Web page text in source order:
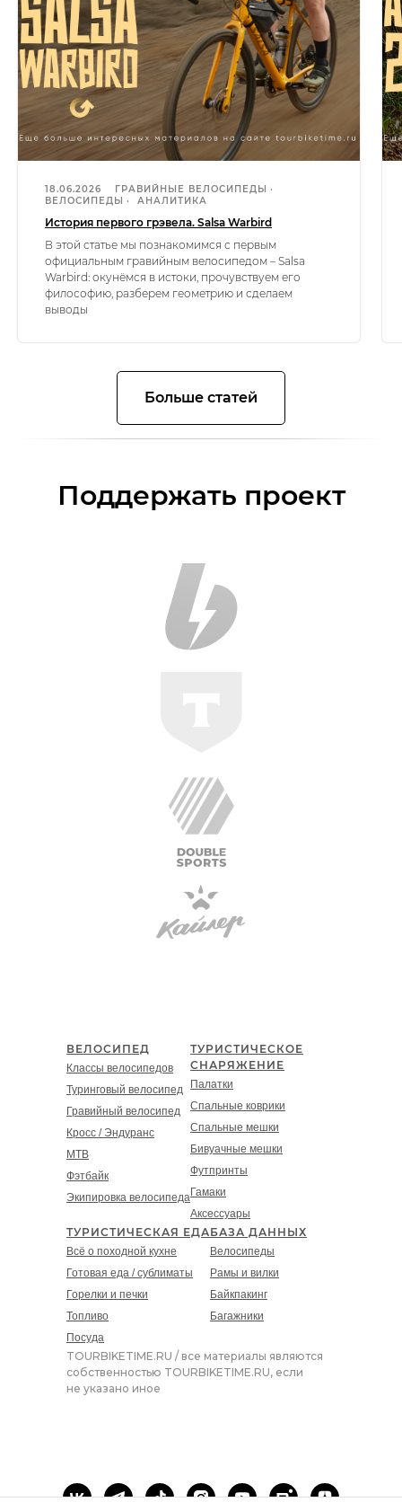
18.06.2026
ГРАВИЙНЫЕ ВЕЛОСИПЕДЫ
ВЕЛОСИПЕДЫ
АНАЛИТИКА
История первого грэвела. Salsa Warbird
В этой статье мы познакомимся с первым
официальным гравийным велосипедом – Salsa
Warbird: окунёмся в истоки, прочувствуем его
философию, разберем геометрию и сделаем
выводы
Больше статей
Поддержать проект
ВЕЛОСИПЕД
Классы велосипедов
Туринговый велосипед
Гравийный велосипед
Кросс / Эндуранс
MTB
Фэтбайк
Экипировка велосипеда
ТУРИСТИЧЕСКОЕ
СНАРЯЖЕНИЕ
Палатки
Спальные коврики
Спальные мешки
Бивуачные мешки
Футпринты
Гамаки
Аксессуары
ТУРИСТИЧЕСКАЯ ЕДА
Всё о походной кухне
Готовая еда / сублиматы
Горелки и печки
Топливо
Посуда
БАЗА ДАННЫХ
Велосипеды
Рамы и вилки
Байкпакинг
Багажники
TOURBIKETIME.RU / все материалы являются
собственностью TOURBIKETIME.RU, если
не указано иное